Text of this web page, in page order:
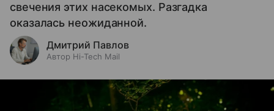
свечения этих насекомых. Разгадка
оказалась неожиданной.
Дмитрий Павлов
Автор Hi-Tech Mail